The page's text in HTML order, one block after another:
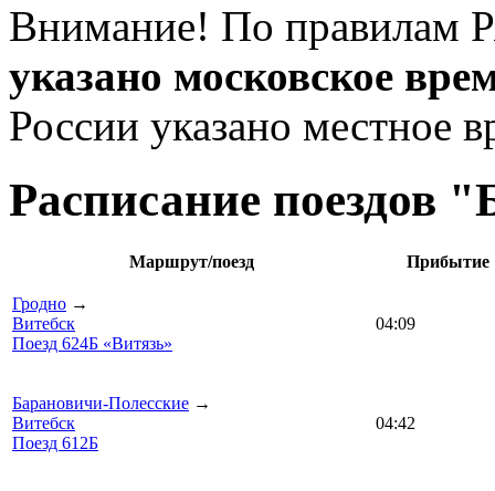
Внимание! По правилам
указано московское
России указано местное
Расписание поездов
Маршрут/поезд Прибытие
Гродно →
Витебск
Поезд 624Б «Витязь»
04:09
Барановичи-Полесские →
Витебск
Поезд 612Б
04:42